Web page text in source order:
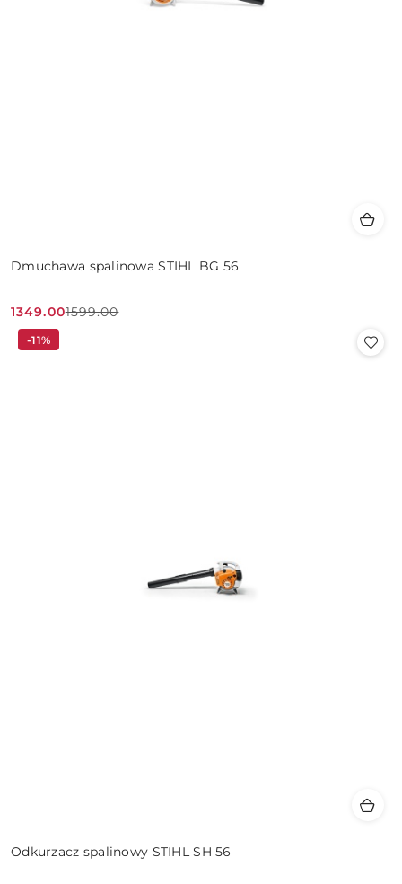
Dmuchawa spalinowa STIHL BG 56
Cena
promocyjna:
1349.00
Cena
przed
1599.00
Odkurzacz spalinowy STIHL SH 56
-11%